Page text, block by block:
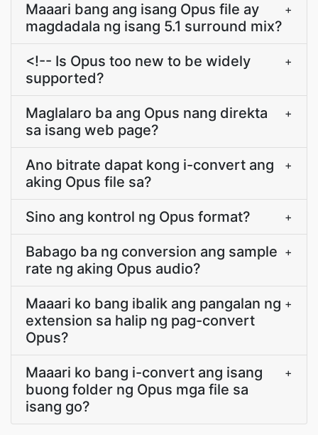
Maaari bang ang isang Opus file ay
magdadala ng isang 5.1 surround mix?
+
<!-- Is Opus too new to be widely
supported?
+
Maglalaro ba ang Opus nang direkta
sa isang web page?
+
Ano bitrate dapat kong i-convert ang
aking Opus file sa?
+
Sino ang kontrol ng Opus format? +
Babago ba ng conversion ang sample
rate ng aking Opus audio?
+
Maaari ko bang ibalik ang pangalan ng
extension sa halip ng pag-convert
Opus?
+
Maaari ko bang i-convert ang isang
buong folder ng Opus mga file sa
isang go?
+